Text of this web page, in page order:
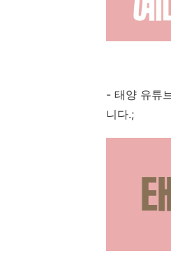
- 태양 유튜
니다.;